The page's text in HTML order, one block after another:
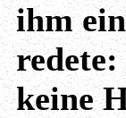
ihm
keine